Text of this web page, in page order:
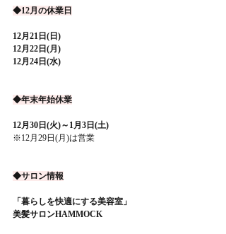
◆12月の休業日
12月21日(日)
12月22日(月)
12月24日(水)
◆年末年始休業
12月30日(火)～1月3日(土)
※12月29日(月)は営業
◆サロン情報
「暮らしを快適にする美容室」
美髪サロンHAMMOCK